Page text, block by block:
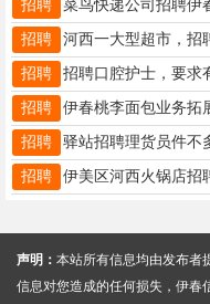
招聘
招聘
招聘
招聘
招聘
招聘
声明： 本站所有信息均由发布者
信息对您造成的任何损失，伊春